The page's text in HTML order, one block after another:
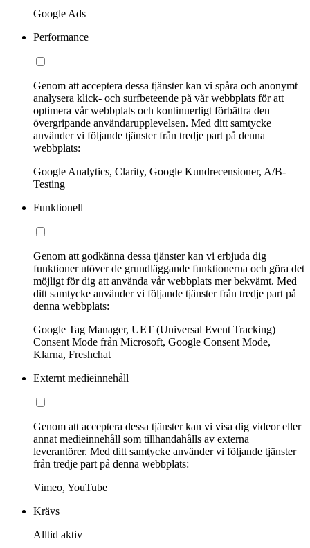
Google Ads
Performance
Genom att acceptera dessa tjänster kan vi spåra och anonymt
analysera klick- och surfbeteende på vår webbplats för att
optimera vår webbplats och kontinuerligt förbättra den
övergripande användarupplevelsen. Med ditt samtycke
använder vi följande tjänster från tredje part på denna
webbplats:
Google Analytics, Clarity, Google Kundrecensioner, A/B-
Testing
Funktionell
Genom att godkänna dessa tjänster kan vi erbjuda dig
funktioner utöver de grundläggande funktionerna och göra det
möjligt för dig att använda vår webbplats mer bekvämt. Med
ditt samtycke använder vi följande tjänster från tredje part på
denna webbplats:
Google Tag Manager, UET (Universal Event Tracking)
Consent Mode från Microsoft, Google Consent Mode,
Klarna, Freshchat
Externt medieinnehåll
Genom att acceptera dessa tjänster kan vi visa dig videor eller
annat medieinnehåll som tillhandahålls av externa
leverantörer. Med ditt samtycke använder vi följande tjänster
från tredje part på denna webbplats:
Vimeo, YouTube
Krävs
Alltid aktiv